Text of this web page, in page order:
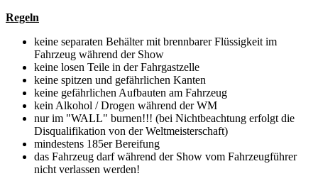
Regeln
keine separaten Behälter mit brennbarer Flüssigkeit im
Fahrzeug während der Show
keine losen Teile in der Fahrgastzelle
keine spitzen und gefährlichen Kanten
keine gefährlichen Aufbauten am Fahrzeug
kein Alkohol / Drogen während der WM
nur im "WALL" burnen!!! (bei Nichtbeachtung erfolgt die
Disqualifikation von der Weltmeisterschaft)
mindestens 185er Bereifung
das Fahrzeug darf während der Show vom Fahrzeugführer
nicht verlassen werden!